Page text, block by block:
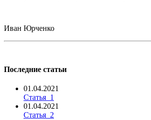
Иван Юрченко
Последние статьи
01.04.2021
Статья_1
01.04.2021
Статья_2